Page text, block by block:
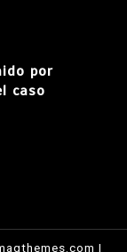
por
caso
|